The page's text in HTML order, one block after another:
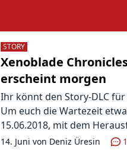
STORY
Xenoblade
erscheint morgen
Ihr könnt den Story-DLC
Um euch die Wartezeit
15.06.2018, mit dem
14. Juni von Deniz Üresin 1